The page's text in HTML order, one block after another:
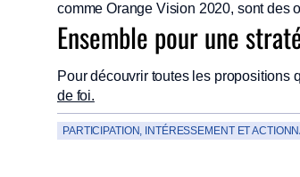
comme Orange Vision 2020, sont des
Ensemble pour une
Pour découvrir toutes les propositions
de foi.
PARTICIPATION, INTÉRESSEMENT ET